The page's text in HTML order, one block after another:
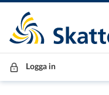
Till innehåll
Till navigationen
Till chattrobot
Logga in